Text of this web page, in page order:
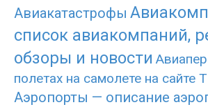
Авиакатастрофы
список авиакомпаний,
обзоры и новости
полетах на самолете на
Аэропорты — описание